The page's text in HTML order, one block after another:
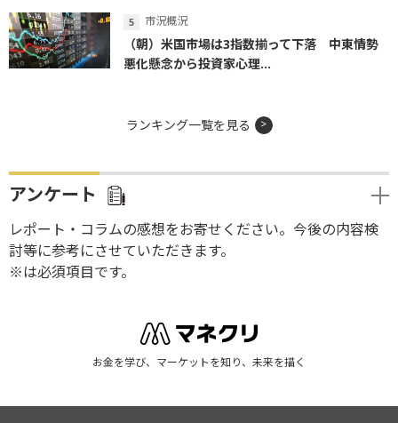
市況概況
（朝）米国市場は3指数揃って下落 中東情勢
悪化懸念から投資家心理...
ランキング一覧を見る
アンケート
レポート・コラムの感想をお寄せください。今後の内容検
討等に参考にさせていただきます。
※は必須項目です。
お金を学び、マーケットを知り、未来を描く